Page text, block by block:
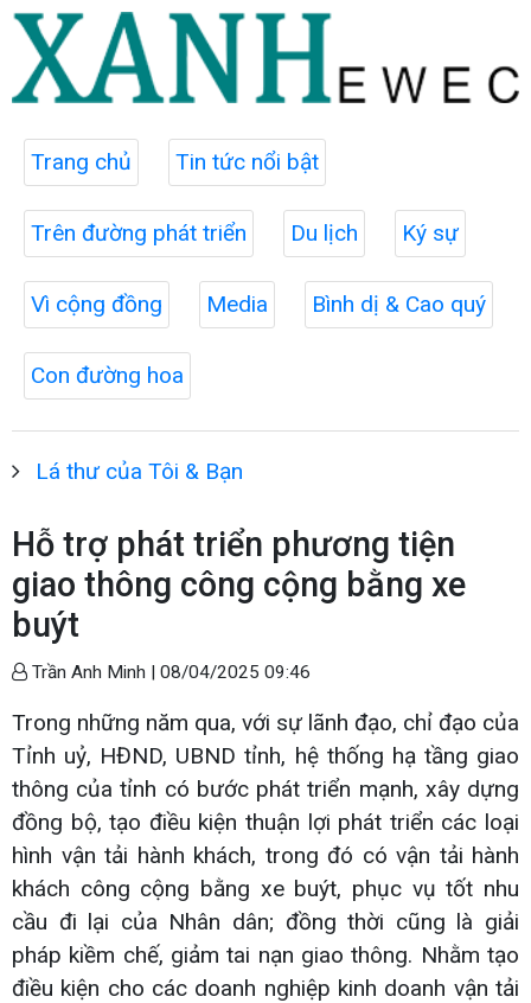
Trang chủ Tin tức nổi bật
Trên đường phát triển Du lịch Ký sự
Vì cộng đồng Media Bình dị & Cao quý
Con đường hoa
Lá thư của Tôi & Bạn
Hỗ trợ phát triển phương tiện
giao thông công cộng bằng xe
buýt
Trần Anh Minh | 08/04/2025 09:46
Trong những năm qua, với sự lãnh đạo, chỉ đạo của
Tỉnh uỷ, HĐND, UBND tỉnh, hệ thống hạ tầng giao
thông của tỉnh có bước phát triển mạnh, xây dựng
đồng bộ, tạo điều kiện thuận lợi phát triển các loại
hình vận tải hành khách, trong đó có vận tải hành
khách công cộng bằng xe buýt, phục vụ tốt nhu
cầu đi lại của Nhân dân; đồng thời cũng là giải
pháp kiềm chế, giảm tai nạn giao thông. Nhằm tạo
điều kiện cho các doanh nghiệp kinh doanh vận tải